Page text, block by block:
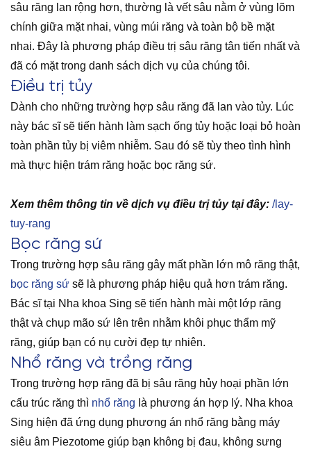
sâu răng lan rộng hơn, thường là vết sâu nằm ở vùng lõm
chính giữa mặt nhai, vùng múi răng và toàn bộ bề mặt
nhai. Đây là phương pháp điều trị sâu răng tân tiến nhất và
đã có mặt trong danh sách dịch vụ của chúng tôi.
Điều trị tủy
Dành cho những trường hợp sâu răng đã lan vào tủy. Lúc
này bác sĩ sẽ tiến hành làm sạch ống tủy hoặc loại bỏ hoàn
toàn phần tủy bị viêm nhiễm. Sau đó sẽ tùy theo tình hình
mà thực hiện trám răng hoặc bọc răng sứ.
Xem thêm thông tin về dịch vụ điều trị tủy tại đây: /lay-
tuy-rang
Bọc răng sứ
Trong trường hợp sâu răng gây mất phần lớn mô răng thật,
bọc răng sứ sẽ là phương pháp hiệu quả hơn trám răng.
Bác sĩ tại Nha khoa Sing sẽ tiến hành mài một lớp răng
thật và chụp mão sứ lên trên nhằm khôi phục thẩm mỹ
răng, giúp bạn có nụ cười đẹp tự nhiên.
Nhổ răng và trồng răng
Trong trường hợp răng đã bị sâu răng hủy hoại phần lớn
cấu trúc răng thì nhổ răng là phương án hợp lý. Nha khoa
Sing hiện đã ứng dụng phương án nhổ răng bằng máy
siêu âm Piezotome giúp bạn không bị đau, không sưng